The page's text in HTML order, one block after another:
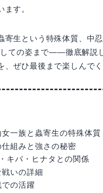
す。
寄生という特殊体質、中
ての姿まで——徹底解説
ぜひ最後まで楽しんでく
一族と蟲寄生の特殊体質
組みと強さの秘密
キバ・ヒナタとの関係
いの詳細
の活躍